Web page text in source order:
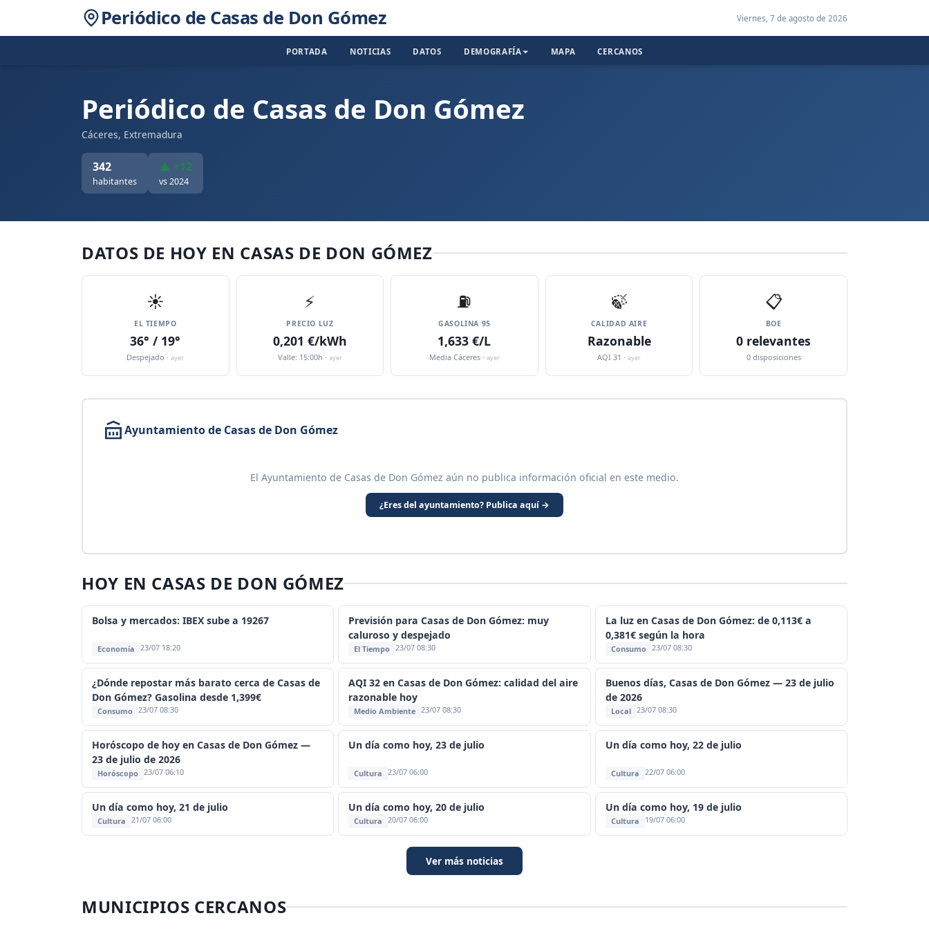
Periódico de Casas de Don Gómez Viernes, 7 de agosto de 2026
PORTADA NOTICIAS DATOS DEMOGRAFÍA MAPA CERCANOS
Periódico de Casas de Don Gómez
Cáceres, Extremadura
342
habitantes
▲ +12
vs 2024
DATOS DE HOY EN CASAS DE DON GÓMEZ
☀️
EL TIEMPO
36° / 19°
Despejado ·ayer
⚡
PRECIO LUZ
0,201 €/kWh
Valle: 15:00h · ayer
⛽️
GASOLINA 95
1,633 €/L
Media Cáceres · ayer
🍃
CALIDAD AIRE
Razonable
AQI 31 ·ayer
📋
BOE
0 relevantes
0 disposiciones
Ayuntamiento de Casas de Don Gómez
El Ayuntamiento de Casas de Don Gómez aún no publica información oficial en este medio.
¿Eres del ayuntamiento? Publica aquí →
HOY EN CASAS DE DON GÓMEZ
Bolsa y mercados: IBEX sube a 19267
Economía 23/07 18:20
Previsión para Casas de Don Gómez: muy
caluroso y despejado
El Tiempo 23/07 08:30
La luz en Casas de Don Gómez: de 0,113€ a
0,381€ según la hora
Consumo 23/07 08:30
¿Dónde repostar más barato cerca de Casas de
Don Gómez? Gasolina desde 1,399€
Consumo 23/07 08:30
AQI 32 en Casas de Don Gómez: calidad del aire
razonable hoy
Medio Ambiente 23/07 08:30
Buenos días, Casas de Don Gómez — 23 de julio
de 2026
Local 23/07 08:30
Horóscopo de hoy en Casas de Don Gómez —
23 de julio de 2026
Horóscopo 23/07 06:10
Un día como hoy, 23 de julio
Cultura 23/07 06:00
Un día como hoy, 22 de julio
Cultura 22/07 06:00
Un día como hoy, 21 de julio
Cultura 21/07 06:00
Un día como hoy, 20 de julio
Cultura 20/07 06:00
Un día como hoy, 19 de julio
Cultura 19/07 06:00
Ver más noticias
MUNICIPIOS CERCANOS